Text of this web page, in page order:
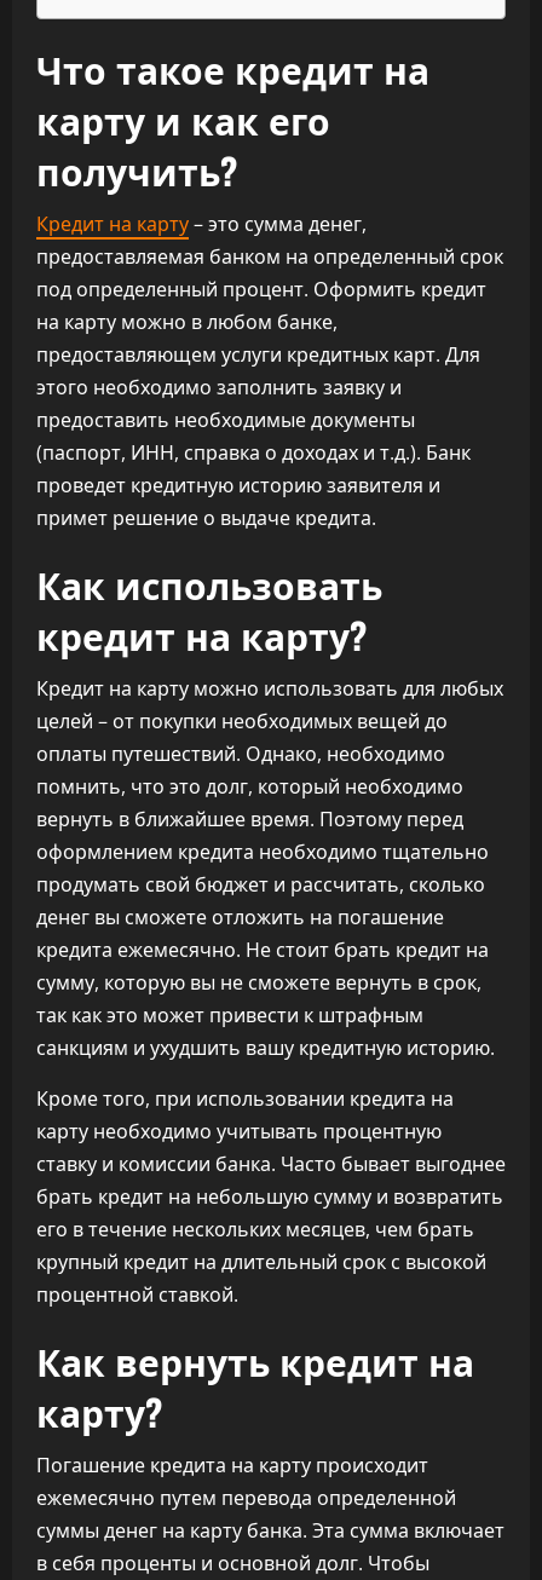
Что такое кредит на
карту и как его
получить?
Кредит на карту– это сумма денег,
предоставляемая банком на определенный срок
под определенный процент. Оформить кредит
на карту можно в любом банке,
предоставляющем услуги кредитных карт. Для
этого необходимо заполнить заявку и
предоставить необходимые документы
(паспорт, ИНН, справка о доходах и т.д.). Банк
проведет кредитную историю заявителя и
примет решение о выдаче кредита.
Как использовать
кредит на карту?
Кредит на карту можно использовать для любых
целей – от покупки необходимых вещей до
оплаты путешествий. Однако, необходимо
помнить, что это долг, который необходимо
вернуть в ближайшее время. Поэтому перед
оформлением кредита необходимо тщательно
продумать свой бюджет и рассчитать, сколько
денег вы сможете отложить на погашение
кредита ежемесячно. Не стоит брать кредит на
сумму, которую вы не сможете вернуть в срок,
так как это может привести к штрафным
санкциям и ухудшить вашу кредитную историю.
Кроме того, при использовании кредита на
карту необходимо учитывать процентную
ставку и комиссии банка. Часто бывает выгоднее
брать кредит на небольшую сумму и возвратить
его в течение нескольких месяцев, чем брать
крупный кредит на длительный срок с высокой
процентной ставкой.
Как вернуть кредит на
карту?
Погашение кредита на карту происходит
ежемесячно путем перевода определенной
суммы денег на карту банка. Эта сумма включает
в себя проценты и основной долг. Чтобы